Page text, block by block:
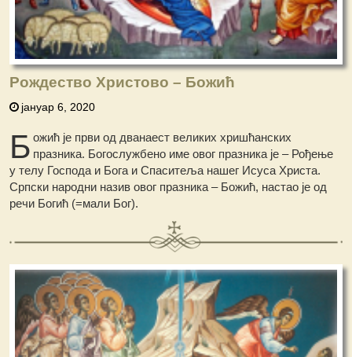
Рождество Христово – Бοжић
јануар 6, 2020
Б ожић је први од дванаест великих хришћанских
празника. Богослужбено име овог празника је – Рођење
у телу Господа и Бога и Спаситеља нашег Исуса Христа.
Српски народни назив овог празника – Божић, настао је од
речи Богић (=мали Бог).